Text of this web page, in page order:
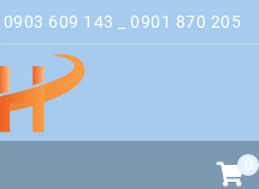
0903 609 143 _ 0901 870 205
0